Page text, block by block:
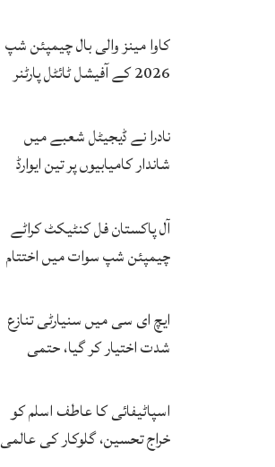
محمد یوسف
کاوا مینز والی بال چیمپئن شپ
2026 کے آفیشل ٹائٹل پارٹنر
فتح پر جشن
نادرا نے ڈیجیٹل شعبے میں
شاندار کامیابیوں پر تین ایوارڈ
آل پاکستان فل کنٹیکٹ کراٹے
چیمپئن شپ سوات میں اختتام
ایچ ای سی میں سنیارٹی تنازع
شدت اختیار کر گیا، حتمی
اسپاٹیفائی کا عاطف اسلم کو
خراج تحسین، گلوکار کی عالمی